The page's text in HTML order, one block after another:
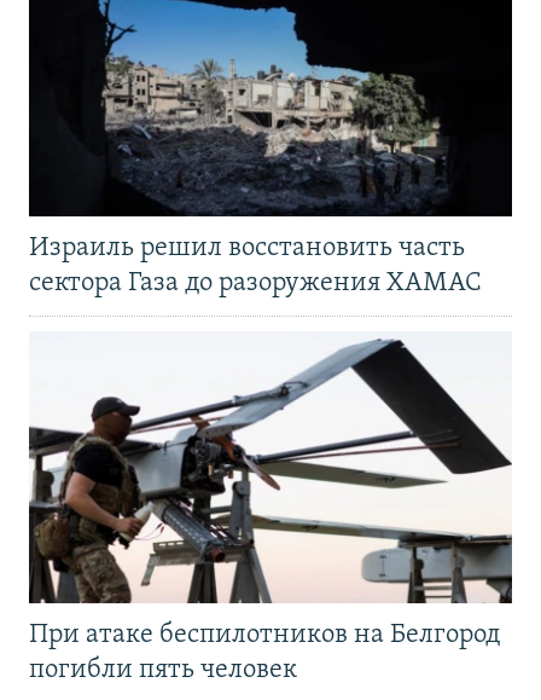
Израиль решил восстановить часть
сектора Газа до разоружения ХАМАС
При атаке беспилотников на Белгород
погибли пять человек